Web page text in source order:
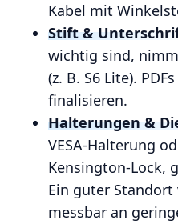
Kabel mit
Stift &
wichtig sind,
(z. B. S6 Lite).
finalisieren.
Halterungen &
VESA‑Halterung
Kensington‑Lock,
Ein guter Standort
messbar an